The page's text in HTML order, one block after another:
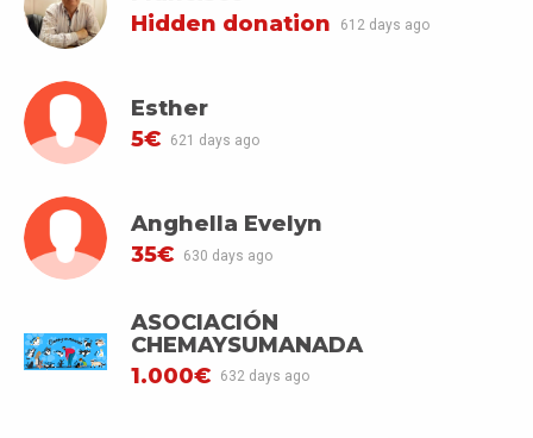
Hidden donation
612 days ago
Esther
5€
621 days ago
Anghella Evelyn
35€
630 days ago
ASOCIACIÓN
CHEMAYSUMANADA
1.000€
632 days ago